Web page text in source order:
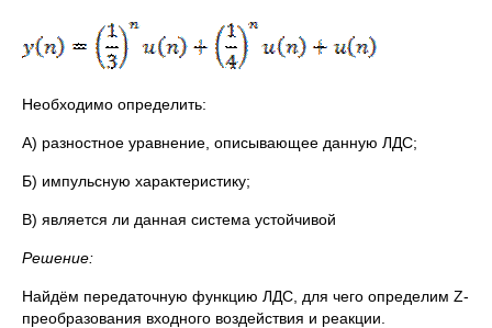
Необходимо определить:
А) разностное уравнение, описывающее данную ЛДС;
Б) импульсную характеристику;
В) является ли данная система устойчивой
Решение:
Найдём передаточную функцию ЛДС, для чего определим Z-
преобразования входного воздействия и реакции.